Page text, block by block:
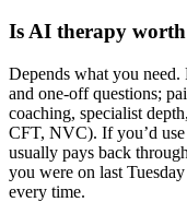
Is AI therapy
Depends what you need.
and one-off questions;
coaching, specialist
CFT, NVC). If you’d
usually pays back
you were on last
every time.